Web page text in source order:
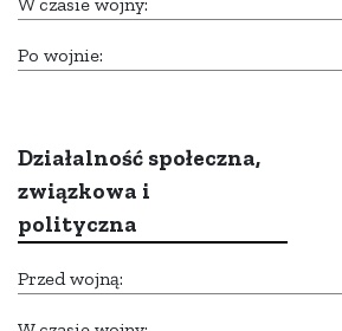
Po wojnie:
Działalność społeczna,
związkowa i
polityczna
Przed wojną: